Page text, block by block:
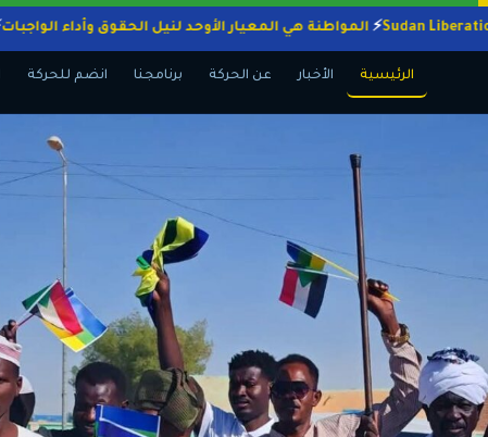
المواطنة هي المعيار الأوحد لنيل الحقوق وأداء
الرئيسية الأخبار عن الحركة برنامجنا انضم للحركة